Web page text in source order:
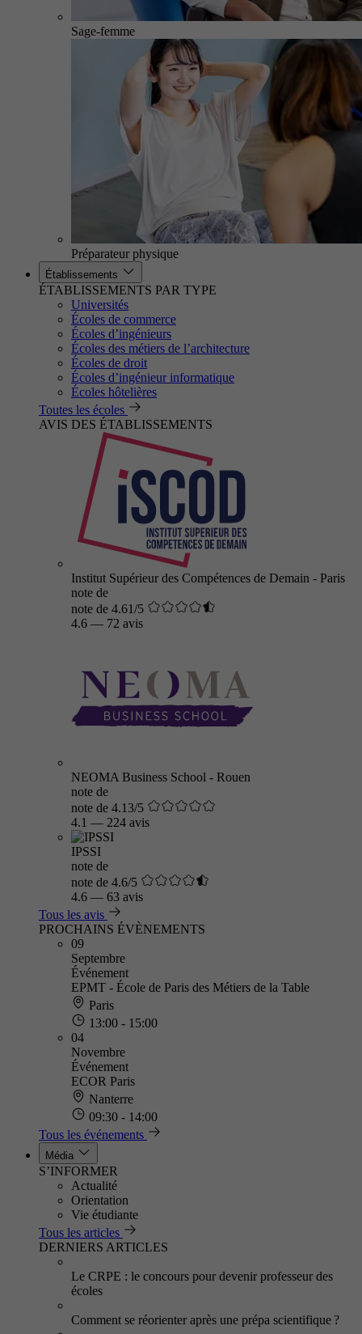
Sage-femme
Préparateur physique
Établissements
ÉTABLISSEMENTS PAR TYPE
Universités
Écoles de commerce
Écoles d’ingénieurs
Écoles des métiers de l’architecture
Écoles de droit
Écoles d’ingénieur informatique
Écoles hôtelières
Toutes les écoles
AVIS DES ÉTABLISSEMENTS
Institut Supérieur des Compétences de Demain - Paris
note de
note de 4.61/5
4.6 — 72 avis
NEOMA Business School - Rouen
note de
note de 4.13/5
4.1 — 224 avis
IPSSI
note de
note de 4.6/5
4.6 — 63 avis
Tous les avis
PROCHAINS ÉVÈNEMENTS
09
Septembre
Événement
EPMT - École de Paris des Métiers de la Table
Paris
13:00 - 15:00
04
Novembre
Événement
ECOR Paris
Nanterre
09:30 - 14:00
Tous les événements
Média
S’INFORMER
Actualité
Orientation
Vie étudiante
Tous les articles
DERNIERS ARTICLES
Le CRPE : le concours pour devenir professeur des
écoles
Comment se réorienter après une prépa scientifique ?